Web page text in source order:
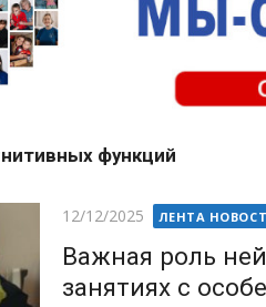
функций
Posted
12/12/2025 ЛЕНТА
Важная роль
занятиях с